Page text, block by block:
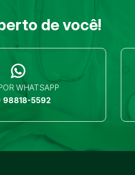
de você!
WHATSAPP
98818-5592